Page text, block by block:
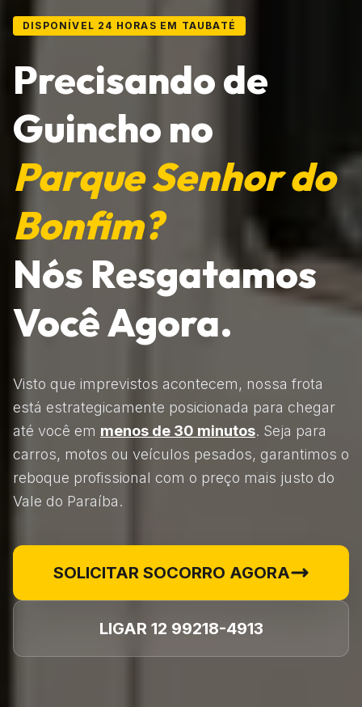
DISPONÍVEL 24 HORAS EM TAUBATÉ
Precisando de
Guincho no
Parque Senhor do
Bonfim?
Nós Resgatamos
Você Agora.
Visto que imprevistos acontecem, nossa frota
está estrategicamente posicionada para chegar
até você em menos de 30 minutos. Seja para
carros, motos ou veículos pesados, garantimos o
reboque profissional com o preço mais justo do
Vale do Paraíba.
SOLICITAR SOCORRO AGORA
LIGAR 12 99218-4913